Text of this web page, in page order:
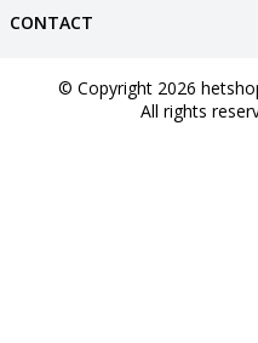
CONTACT
© Copyright 2026
All rights